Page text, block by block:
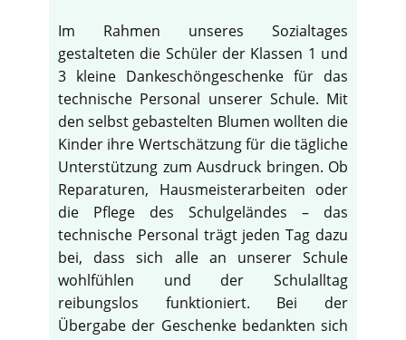
Im Rahmen unseres Sozialtages
gestalteten die Schüler der Klassen 1 und
3 kleine Dankeschöngeschenke für das
technische Personal unserer Schule. Mit
den selbst gebastelten Blumen wollten die
Kinder ihre Wertschätzung für die tägliche
Unterstützung zum Ausdruck bringen. Ob
Reparaturen, Hausmeisterarbeiten oder
die Pflege des Schulgeländes – das
technische Personal trägt jeden Tag dazu
bei, dass sich alle an unserer Schule
wohlfühlen und der Schulalltag
reibungslos funktioniert. Bei der
Übergabe der Geschenke bedankten sich